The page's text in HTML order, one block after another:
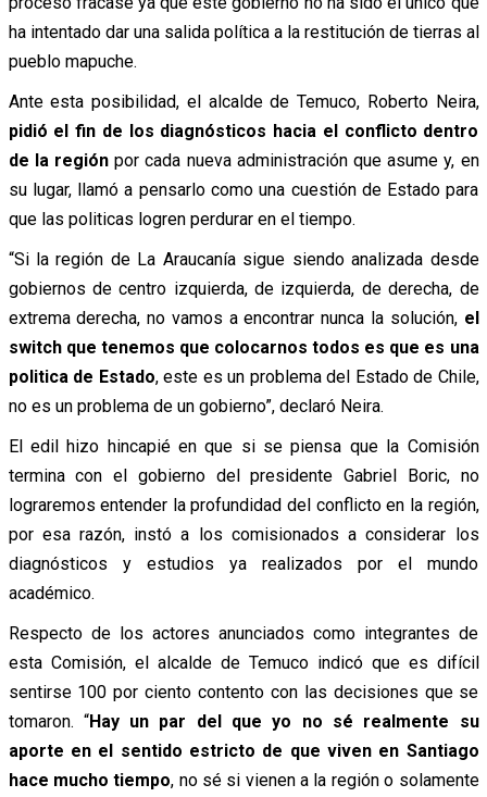
ha intentado dar una salida política a la restitución de tierras al
pueblo mapuche.
Ante esta posibilidad, el alcalde de Temuco, Roberto Neira,
pidió el fin de los diagnósticos hacia el conflicto dentro
de la regiónpor cada nueva administración que asume y, en
su lugar, llamó a pensarlo como una cuestión de Estado para
que las politicas logren perdurar en el tiempo.
“Si la región de La Araucanía sigue siendo analizada desde
gobiernos de centro izquierda, de izquierda, de derecha, de
extrema derecha, no vamos a encontrar nunca la solución,el
switch que tenemos que colocarnos todos es que es una
politica de Estado, este es un problema del Estado de Chile,
no es un problema de un gobierno”, declaró Neira.
El edil hizo hincapié en que si se piensa que la Comisión
termina con el gobierno del presidente Gabriel Boric, no
lograremos entender la profundidad del conflicto en la región,
por esa razón, instó a los comisionados a considerar los
diagnósticos y estudios ya realizados por el mundo
académico.
Respecto de los actores anunciados como integrantes de
esta Comisión, el alcalde de Temuco indicó que es difícil
sentirse 100 por ciento contento con las decisiones que se
tomaron. “Hay un par del que yo no sé realmente su
aporte en el sentido estricto de que viven en Santiago
hace mucho tiempo, no sé si vienen a la región o solamente